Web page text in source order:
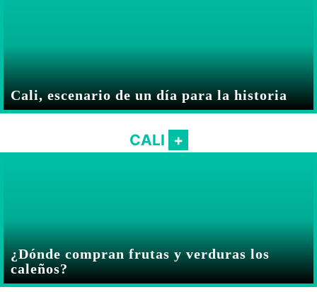
Cali, escenario de un día para la historia
CALI
¿Dónde compran frutas y verduras los
caleños?